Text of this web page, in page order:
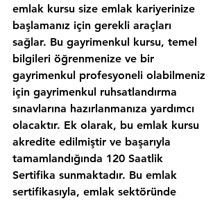
emlak kursu size emlak kariyerinize
başlamanız için gerekli araçları
sağlar. Bu gayrimenkul kursu, temel
bilgileri öğrenmenize ve bir
gayrimenkul profesyoneli olabilmeniz
için gayrimenkul ruhsatlandırma
sınavlarına hazırlanmanıza yardımcı
olacaktır. Ek olarak, bu emlak kursu
akredite edilmiştir ve başarıyla
tamamlandığında 120 Saatlik
Sertifika sunmaktadır. Bu emlak
sertifikasıyla, emlak sektöründe